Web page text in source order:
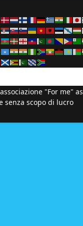
"For me"
senza scopo di lucro